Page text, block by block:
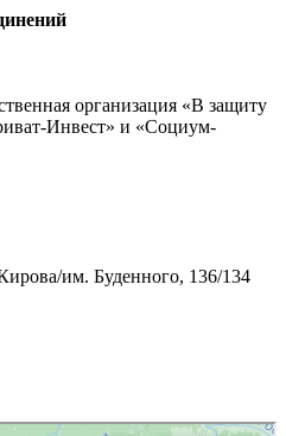
организация «В защиту
Инвест» и «Социум-
им. Буденного, 136/134